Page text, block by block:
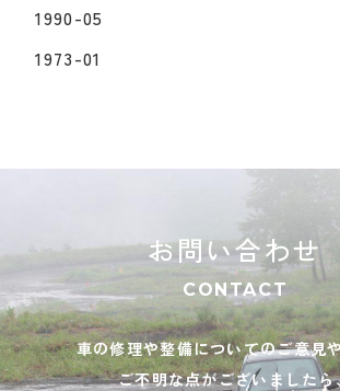
1990-05
1973-01
お問い合わせ
CONTACT
車の修理や整備についてのご意見
ご不明な点がございましたら